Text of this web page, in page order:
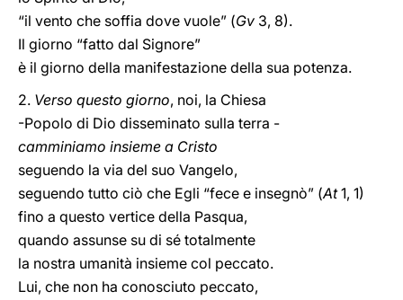
“il vento che soffia dove vuole” (Gv 3, 8).
Il giorno “fatto dal Signore”
è il giorno della manifestazione della sua potenza.
2. Verso questo giorno, noi, la Chiesa
-Popolo di Dio disseminato sulla terra -
camminiamo insieme a Cristo
seguendo la via del suo Vangelo,
seguendo tutto ciò che Egli “fece e insegnò” (At1, 1)
fino a questo vertice della Pasqua,
quando assunse su di sé totalmente
la nostra umanità insieme col peccato.
Lui, che non ha conosciuto peccato,